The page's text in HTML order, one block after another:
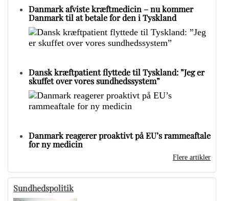
Danmark afviste kræftmedicin – nu kommer
Danmark til at betale for den i Tyskland
Dansk kræftpatient flyttede til Tyskland: ”Jeg er
skuffet over vores sundhedssystem”
Danmark reagerer proaktivt på EU’s rammeaftale
for ny medicin
Flere artikler
Sundhedspolitik